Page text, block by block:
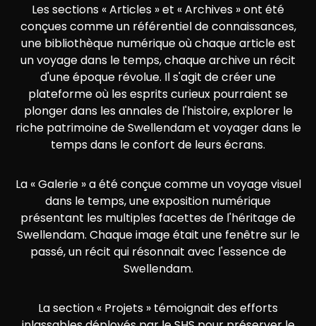
Les sections « Articles » et « Archives » ont été
conçues comme un référentiel de connaissances,
une bibliothèque numérique où chaque article est
un voyage dans le temps, chaque archive un récit
d'une époque révolue. Il s'agit de créer une
plateforme où les esprits curieux pourraient se
plonger dans les annales de l'histoire, explorer le
riche patrimoine de Swellendam et voyager dans le
temps dans le confort de leurs écrans.
La « Galerie » a été conçue comme un voyage visuel
dans le temps, une exposition numérique
présentant les multiples facettes de l'héritage de
Swellendam. Chaque image était une fenêtre sur le
passé, un récit qui résonnait avec l'essence de
Swellendam.
La section « Projets » témoignait des efforts